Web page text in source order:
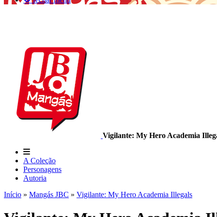
Vigilante: My Hero Academia
A Coleção
Personagens
Autoria
Início » Mangás JBC » Vigilante: My Hero Academia Illegals